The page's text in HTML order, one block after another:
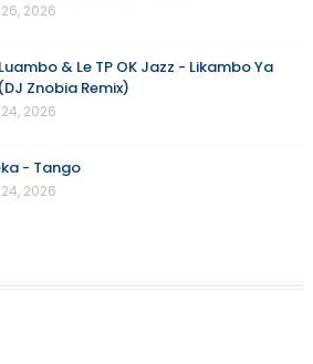
2026
& Le TP OK Jazz - Likambo Ya
Znobia Remix)
2026
- Tango
2026